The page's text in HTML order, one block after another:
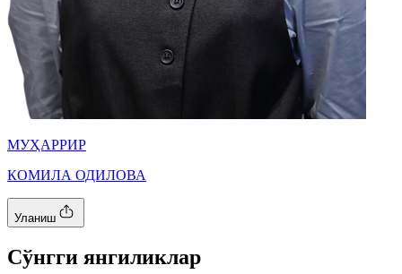
МУҲАРРИР
КОМИЛА ОДИЛОВА
Уланиш
Cўнгги янгиликлар